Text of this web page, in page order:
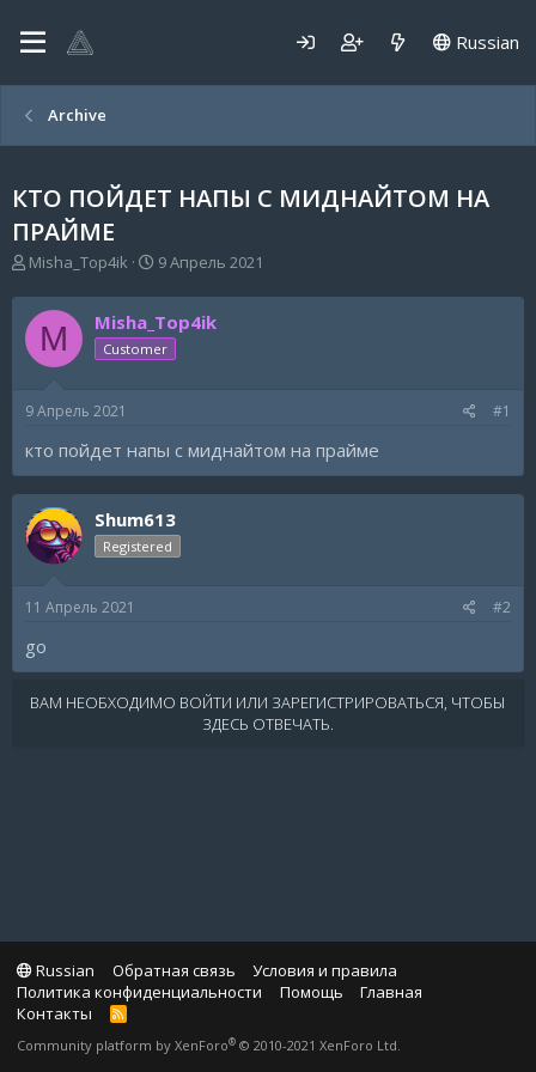
Russian
Archive
КТО ПОЙДЕТ НАПЫ С МИДНАЙТОМ НА
ПРАЙМЕ
А
т
о
р
т
м
Misha_Top4ik
Д
т
а
н
а
9 Апрель 2021
M Misha_Top4ik
Customer
9 Апрель 2021 #1
кто пойдет напы с миднайтом на прайме
Shum613
Registered
11 Апрель 2021 #2
go
ВАМ НЕОБХОДИМО ВОЙТИ ИЛИ ЗАРЕГИСТРИРОВАТЬСЯ, ЧТОБЫ
ЗДЕСЬ ОТВЕЧАТЬ.
Russian Обратная связь
Условия и правила
Политика конфиденциальности
Помощь
Главная
Контакты
R
S
Community platform by XenForo® © 2010-2021 XenForo Ltd.